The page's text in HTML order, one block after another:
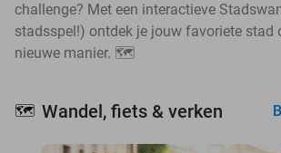
challenge? Met een interactieve
stadsspel!) ontdek je jouw favoriete stad
nieuwe manier. 🗺️
🗺️ Wandel, fiets & verken